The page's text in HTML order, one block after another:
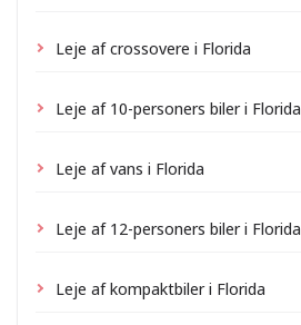
Leje af crossovere i Florida
Leje af 10-personers biler i Florida
Leje af vans i Florida
Leje af 12-personers biler i Florida
Leje af kompaktbiler i Florida